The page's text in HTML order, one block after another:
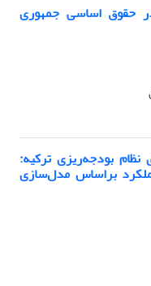
حقوق اساسی جمهوری
بودجه‌ریزی ترکیه:
براساس مدل‌سازی